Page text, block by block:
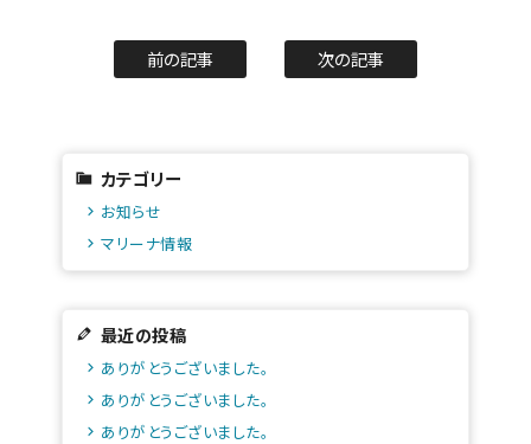
前の記事 次の記事
カテゴリー
お知らせ
マリーナ情報
最近の投稿
ありがとうございました。
ありがとうございました。
ありがとうございました。